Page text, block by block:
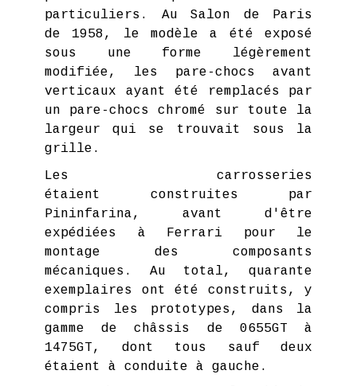
particuliers. Au Salon de Paris
de 1958, le modèle a été exposé
sous une forme légèrement
modifiée, les pare-chocs avant
verticaux ayant été remplacés par
un pare-chocs chromé sur toute la
largeur qui se trouvait sous la
grille.
Les carrosseries
étaient construites par
Pininfarina, avant d'être
expédiées à Ferrari pour le
montage des composants
mécaniques. Au total, quarante
exemplaires ont été construits, y
compris les prototypes, dans la
gamme de châssis de 0655GT à
1475GT, dont tous sauf deux
étaient à conduite à gauche.